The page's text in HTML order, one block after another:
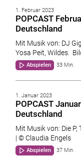
1. Februar 2023
POPCAST
Deutschland
Mit Musik von: DJ
Yosa Peit, Wildes.
Abspielen 33 Min.
1. Januar 2023
POPCAST
Deutschland
Mit Musik von: Die P,
| © Claudia Engels
Abspielen 37 Min.